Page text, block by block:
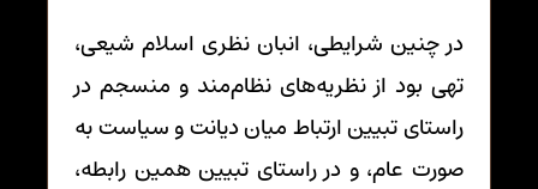
در چنین شرایطی، انبان نظری اسلام شیعی،
تهی بود از نظریه‌های نظام‌مند و منسجم در
راستای تبیین ارتباط میان دیانت و سیاست به
صورت عام، و در راستای تبیین همین رابطه،